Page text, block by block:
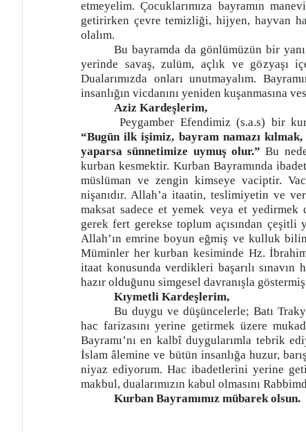
etmeyelim. Çocuklarımıza bayramın
getirirken çevre temizliği, hijyen, hayvan
olalım.
Bu bayramda da gönlümüzün bir
yerinde savaş, zulüm, açlık ve gözyaşı
Dualarımızda onları unutmayalım.
insanlığın vicdanını yeniden kuşanmasına
Aziz Kardeşlerim,
Peygamber Efendimiz (s.a.s) bir
“Bugün ilk işimiz, bayram namazı
yaparsa sünnetimize uymuş olur.”Bu
kurban kesmektir. Kurban Bayramında
müslüman ve zengin kimseye vaciptir.
nişanıdır. Allah’a itaatin, teslimiyetin ve
maksat sadece et yemek veya et yedirmek
gerek fert gerekse toplum açısından
Allah’ın emrine boyun eğmiş ve kulluk
Müminler her kurban kesiminde Hz.
itaat konusunda verdikleri başarılı
hazır olduğunu simgesel davranışla
Kıymetli Kardeşlerim,
Bu duygu ve düşüncelerle; Batı
hac farizasını yerine getirmek üzere
Bayramı’nı en kalbî duygularımla tebrik
İslam âlemine ve bütün insanlığa huzur,
niyaz ediyorum. Hac ibadetlerini yerine
makbul, dualarımızın kabul olmasını
Kurban Bayramımız mübarek olsun.